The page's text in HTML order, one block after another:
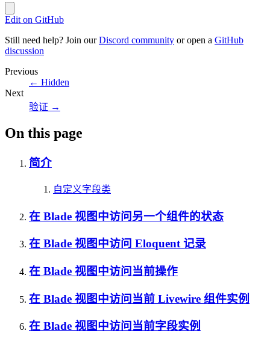
Edit on GitHub
Still need help? Join ourDiscord community or open a GitHub
discussion
Previous
← Hidden
Next
验证 →
On this page
简介
自定义字段类
在 Blade 视图中访问另一个组件的状态
在 Blade 视图中访问 Eloquent 记录
在 Blade 视图中访问当前操作
在 Blade 视图中访问当前 Livewire 组件实例
在 Blade 视图中访问当前字段实例